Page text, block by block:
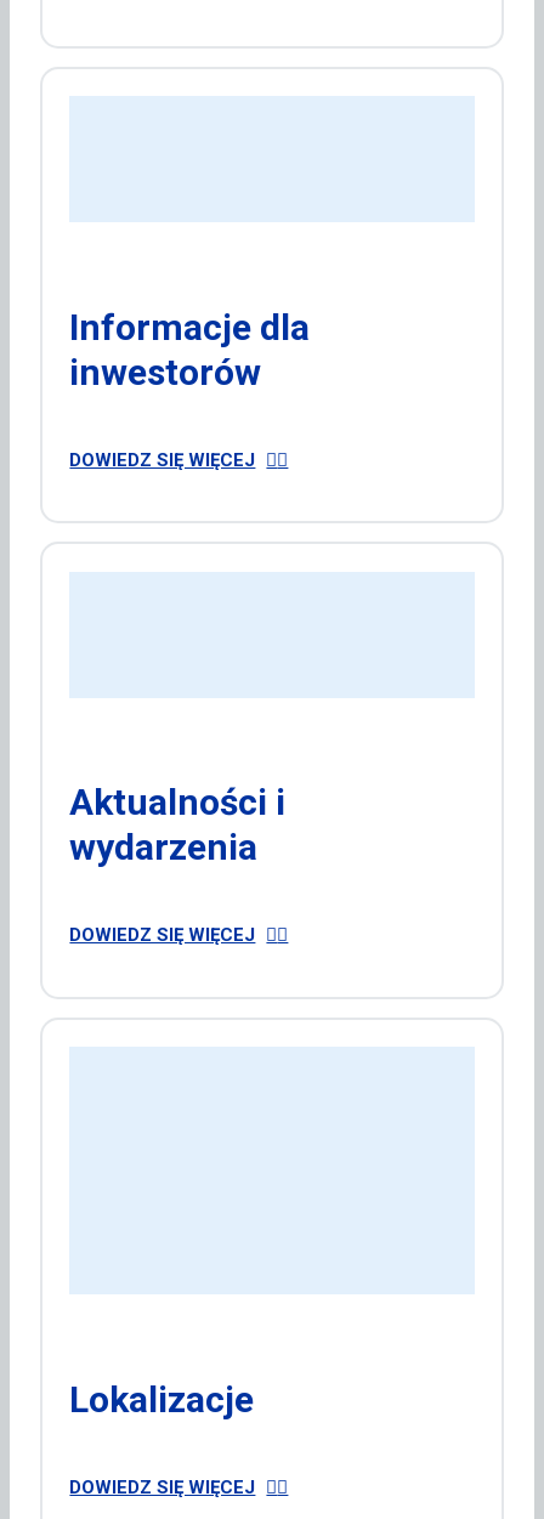
Informacje dla
inwestorów
DOWIEDZ SIĘ WIĘCEJ
Aktualności i
wydarzenia
DOWIEDZ SIĘ WIĘCEJ
Lokalizacje
DOWIEDZ SIĘ WIĘCEJ